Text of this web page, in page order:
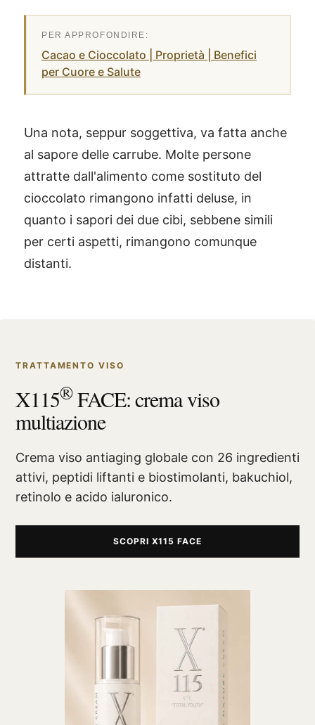
Cacao e Cioccolato | Proprietà | Benefici
per Cuore e Salute
Una nota, seppur soggettiva, va fatta anche
al sapore delle carrube. Molte persone
attratte dall'alimento come sostituto del
cioccolato rimangono infatti deluse, in
quanto i sapori dei due cibi, sebbene simili
per certi aspetti, rimangono comunque
distanti.
TRATTAMENTO VISO
X115®FACE: crema viso
multiazione
Crema viso antiaging globale con 26 ingredienti
attivi, peptidi liftanti e biostimolanti, bakuchiol,
retinolo e acido ialuronico.
SCOPRI X115 FACE